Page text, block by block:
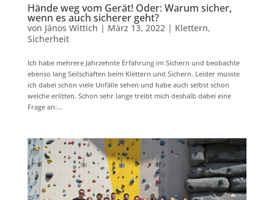
Hände weg vom Gerät! Oder: Warum sicher,
wenn es auch sicherer geht?
von János Wittich | März 13, 2022 | Klettern,
Sicherheit
Ich habe mehrere Jahrzehnte Erfahrung im Sichern und beobachte
ebenso lang Seilschaften beim Klettern und Sichern. Leider musste
ich dabei schon viele Unfälle sehen und habe auch selbst schon
welche erlitten. Schon sehr lange treibt mich deshalb dabei eine
Frage an:...